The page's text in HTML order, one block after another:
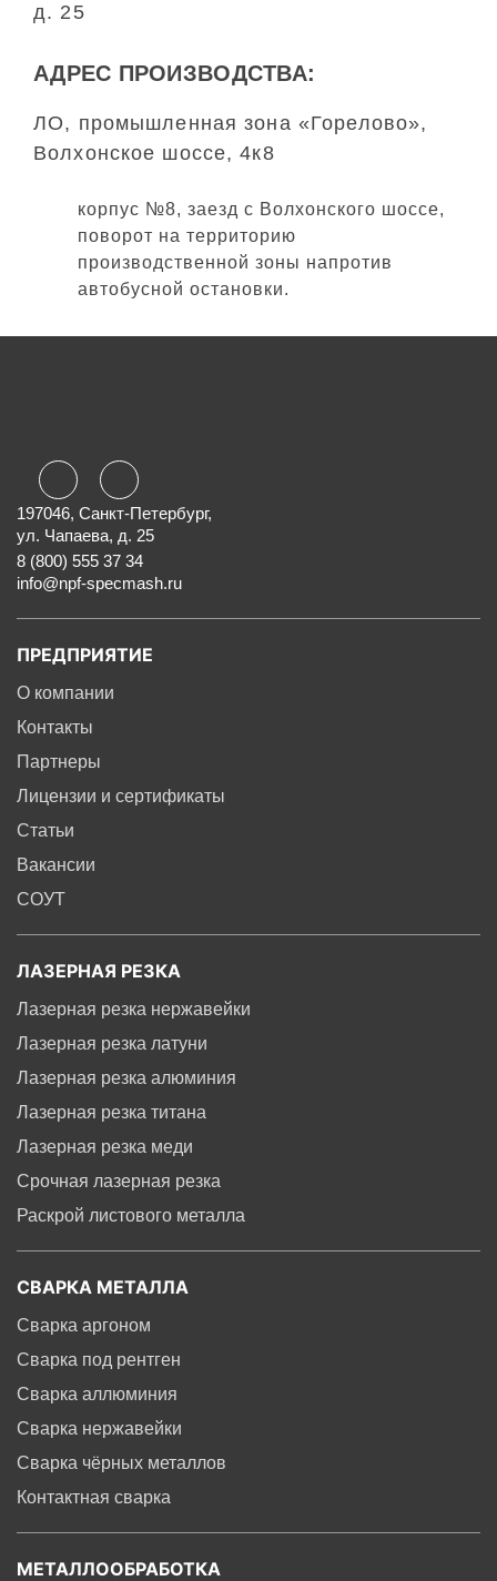
д. 25
АДРЕС ПРОИЗВОДСТВА:
ЛО, промышленная зона «Горелово»,
Волхонское шоссе, 4к8
корпус №8, заезд с Волхонского шоссе,
поворот на территорию
производственной зоны напротив
автобусной остановки.
197046, Санкт-Петербург,
ул. Чапаева, д. 25
8 (800) 555 37 34
info@npf-specmash.ru
ПРЕДПРИЯТИЕ
О компании
Контакты
Партнеры
Лицензии и сертификаты
Статьи
Вакансии
СОУТ
ЛАЗЕРНАЯ РЕЗКА
Лазерная резка нержавейки
Лазерная резка латуни
Лазерная резка алюминия
Лазерная резка титана
Лазерная резка меди
Срочная лазерная резка
Раскрой листового металла
СВАРКА МЕТАЛЛА
Сварка аргоном
Сварка под рентген
Сварка аллюминия
Сварка нержавейки
Сварка чёрных металлов
Контактная сварка
МЕТАЛЛООБРАБОТКА